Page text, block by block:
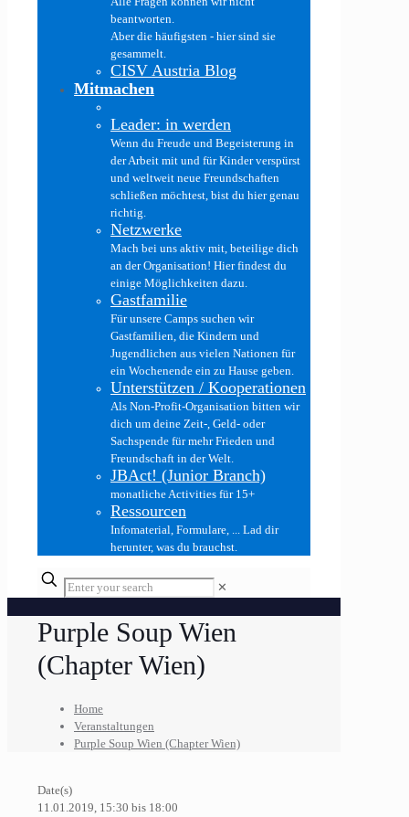
beantworten.
Aber die häufigsten - hier sind sie
gesammelt.
CISV Austria Blog
Mitmachen
Leader: in werden
Wenn du Freude und Begeisterung in
der Arbeit mit und für Kinder verspürst
und weltweit neue Freundschaften
schließen möchtest, bist du hier genau
richtig.
Netzwerke
Mach bei uns aktiv mit, beteilige dich
an der Organisation! Hier findest du
einige Möglichkeiten dazu.
Gastfamilie
Für unsere Camps suchen wir
Gastfamilien, die Kindern und
Jugendlichen aus vielen Nationen für
ein Wochenende ein zu Hause geben.
Unterstützen / Kooperationen
Als Non-Profit-Organisation bitten wir
dich um deine Zeit-, Geld- oder
Sachspende für mehr Frieden und
Freundschaft in der Welt.
JBAct! (Junior Branch)
monatliche Activities für 15+
Ressourcen
Infomaterial, Formulare, ... Lad dir
herunter, was du brauchst.
✕
Purple Soup Wien
(Chapter Wien)
Home
Veranstaltungen
Purple Soup Wien (Chapter Wien)
Date(s)
11.01.2019, 15:30 bis 18:00